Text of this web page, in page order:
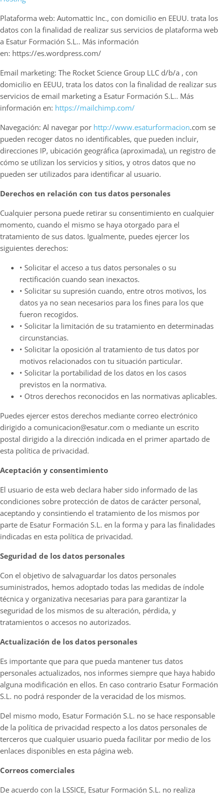
Plataforma web: Automattic Inc., con domicilio en EEUU. trata los
datos con la finalidad de realizar sus servicios de plataforma web
a Esatur Formación S.L.. Más información
en: https://es.wordpress.com/
Email marketing: The Rocket Science Group LLC d/b/a , con
domicilio en EEUU, trata los datos con la finalidad de realizar sus
servicios de email marketing a Esatur Formación S.L.. Más
información en: https://mailchimp.com/
Navegación: Al navegar por http://www.esaturformacion.com se
pueden recoger datos no identificables, que pueden incluir,
direcciones IP, ubicación geográfica (aproximada), un registro de
cómo se utilizan los servicios y sitios, y otros datos que no
pueden ser utilizados para identificar al usuario.
Derechos en relación con tus datos personales
Cualquier persona puede retirar su consentimiento en cualquier
momento, cuando el mismo se haya otorgado para el
tratamiento de sus datos. Igualmente, puedes ejercer los
siguientes derechos:
• Solicitar el acceso a tus datos personales o su
rectificación cuando sean inexactos.
• Solicitar su supresión cuando, entre otros motivos, los
datos ya no sean necesarios para los fines para los que
fueron recogidos.
• Solicitar la limitación de su tratamiento en determinadas
circunstancias.
• Solicitar la oposición al tratamiento de tus datos por
motivos relacionados con tu situación particular.
• Solicitar la portabilidad de los datos en los casos
previstos en la normativa.
• Otros derechos reconocidos en las normativas aplicables.
Puedes ejercer estos derechos mediante correo electrónico
dirigido a comunicacion@esatur.com o mediante un escrito
postal dirigido a la dirección indicada en el primer apartado de
esta política de privacidad.
Aceptación y consentimiento
El usuario de esta web declara haber sido informado de las
condiciones sobre protección de datos de carácter personal,
aceptando y consintiendo el tratamiento de los mismos por
parte de Esatur Formación S.L. en la forma y para las finalidades
indicadas en esta política de privacidad.
Seguridad de los datos personales
Con el objetivo de salvaguardar los datos personales
suministrados, hemos adoptado todas las medidas de índole
técnica y organizativa necesarias para para garantizar la
seguridad de los mismos de su alteración, pérdida, y
tratamientos o accesos no autorizados.
Actualización de los datos personales
Es importante que para que pueda mantener tus datos
personales actualizados, nos informes siempre que haya habido
alguna modificación en ellos. En caso contrario Esatur Formación
S.L. no podrá responder de la veracidad de los mismos.
Del mismo modo, Esatur Formación S.L. no se hace responsable
de la política de privacidad respecto a los datos personales de
terceros que cualquier usuario pueda facilitar por medio de los
enlaces disponibles en esta página web.
Correos comerciales
De acuerdo con la LSSICE, Esatur Formación S.L. no realiza